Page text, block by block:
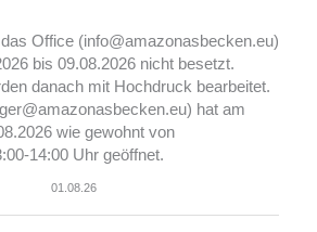
Office (info@amazonasbecken.eu)
bis 09.08.2026 nicht besetzt.
danach mit Hochdruck bearbeitet.
hat am
wie gewohnt von
14:00 Uhr geöffnet.
01.08.26